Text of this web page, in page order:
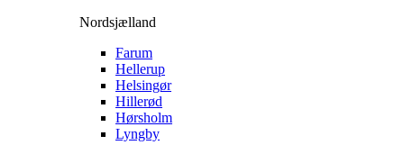
Nordsjælland
Farum
Hellerup
Helsingør
Hillerød
Hørsholm
Lyngby